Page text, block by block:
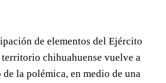
de elementos del Ejército
territorio chihuahuense vuelve a
la polémica, en medio de una